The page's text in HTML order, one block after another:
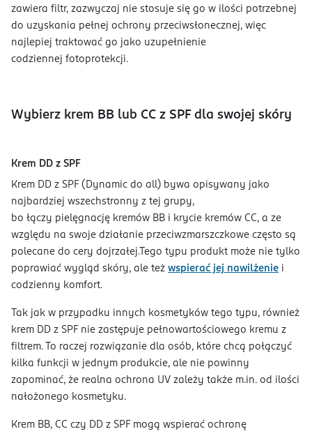
zawiera filtr, zazwyczaj nie stosuje się go w ilości potrzebnej
do uzyskania pełnej ochrony przeciwsłonecznej, więc
najlepiej traktować go jako uzupełnienie
codziennej fotoprotekcji.
Wybierz krem BB lub CC z SPF dla swojej skóry
Krem DD z SPF
Krem DD z SPF (Dynamic do all) bywa opisywany jako
najbardziej wszechstronny z tej grupy,
bo łączy pielęgnację kremów BB i krycie kremów CC, a ze
względu na swoje działanie przeciwzmarszczkowe często są
polecane do cery dojrzałej.Tego typu produkt może nie tylko
poprawiać wygląd skóry, ale też wspierać jej nawilżenie i
codzienny komfort.
Tak jak w przypadku innych kosmetyków tego typu, również
krem DD z SPF nie zastępuje pełnowartościowego kremu z
filtrem. To raczej rozwiązanie dla osób, które chcą połączyć
kilka funkcji w jednym produkcie, ale nie powinny
zapominać, że realna ochrona UV zależy także m.in. od ilości
nałożonego kosmetyku.
Krem BB, CC czy DD z SPF mogą wspierać ochronę